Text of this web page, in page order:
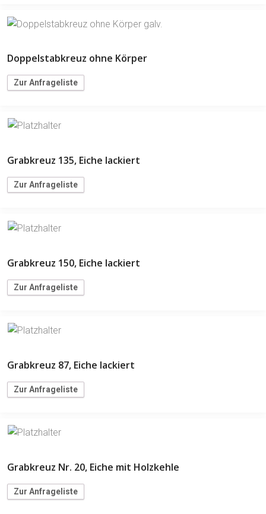
Doppelstabkreuz ohne Körper
Zur Anfrageliste
Grabkreuz 135, Eiche lackiert
Zur Anfrageliste
Grabkreuz 150, Eiche lackiert
Zur Anfrageliste
Grabkreuz 87, Eiche lackiert
Zur Anfrageliste
Grabkreuz Nr. 20, Eiche mit Holzkehle
Zur Anfrageliste